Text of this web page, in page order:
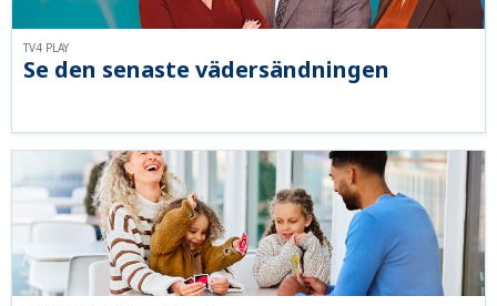
Se den senaste vädersändningen
TV4 PLAY